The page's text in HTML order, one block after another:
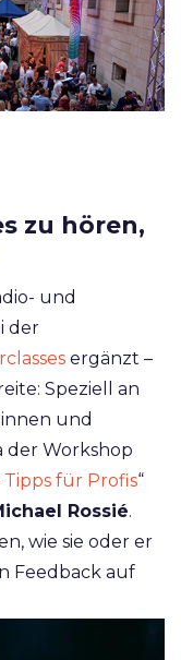
zu hören,
und
der
ergänzt –
Speziell an
und
der Workshop
für Profis“
Rossié.
wie sie oder er
Feedback auf